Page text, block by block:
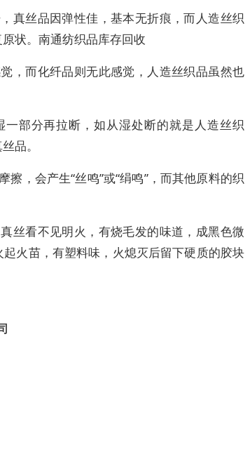
真丝品因弹性佳，基本无折痕，而人造丝织
状。南通纺织品库存回收
，而化纤品则无此感觉，人造丝织品虽然也
部分再拉断，如从湿处断的就是人造丝织
品。
，会产生“丝鸣”或“绢鸣”，而其他原料的织
丝看不见明火，有烧毛发的味道，成黑色微
火苗，有塑料味，火熄灭后留下硬质的胶块